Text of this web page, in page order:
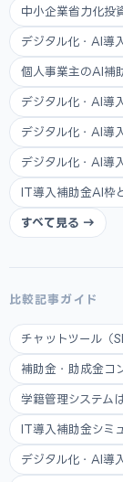
中小企業省力化投
デジタル化・AI導
個人事業主のAI補
デジタル化・AI導
デジタル化・AI導
デジタル化・AI導
IT導入補助金AI枠
すべて見る →
比較記事ガイド
チャットツール
補助金・助成金コ
学籍管理システム
IT導入補助金シミ
デジタル化・AI導